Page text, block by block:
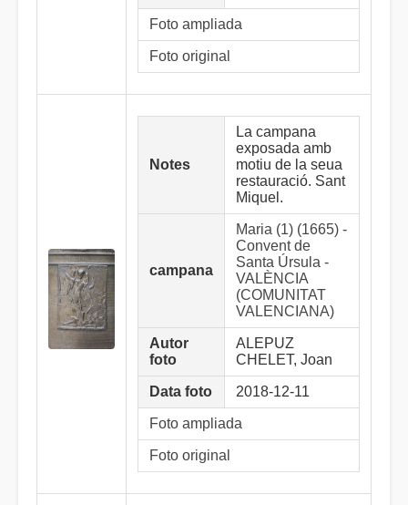
Foto ampliada
Foto original
Notes
La campana
exposada amb
motiu de la seua
restauració. Sant
Miquel.
campana
Maria (1) (1665) -
Convent de
Santa Úrsula -
VALÈNCIA
(COMUNITAT
VALENCIANA)
Autor
foto
ALEPUZ
CHELET, Joan
Data foto 2018-12-11
Foto ampliada
Foto original